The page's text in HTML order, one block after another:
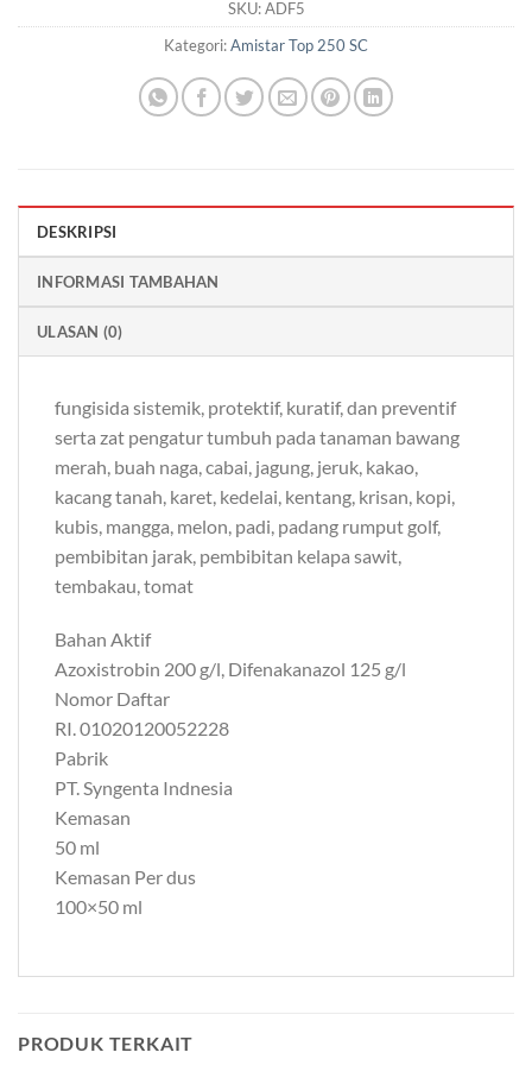
SKU:ADF5
Kategori:Amistar Top 250 SC
DESKRIPSI
INFORMASI TAMBAHAN
ULASAN (0)
fungisida sistemik, protektif, kuratif, dan preventif
serta zat pengatur tumbuh pada tanaman bawang
merah, buah naga, cabai, jagung, jeruk, kakao,
kacang tanah, karet, kedelai, kentang, krisan, kopi,
kubis, mangga, melon, padi, padang rumput golf,
pembibitan jarak, pembibitan kelapa sawit,
tembakau, tomat
Bahan Aktif
Azoxistrobin 200 g/l, Difenakanazol 125 g/l
Nomor Daftar
RI. 01020120052228
Pabrik
PT. Syngenta Indnesia
Kemasan
50 ml
Kemasan Per dus
100×50 ml
PRODUK TERKAIT